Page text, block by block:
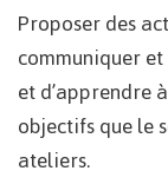
Proposer des
communiquer
et d’apprendre
objectifs que le
ateliers.